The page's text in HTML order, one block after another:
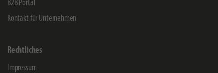
B2B Portal
Kontakt für Unternehmen
Rechtliches
Impressum